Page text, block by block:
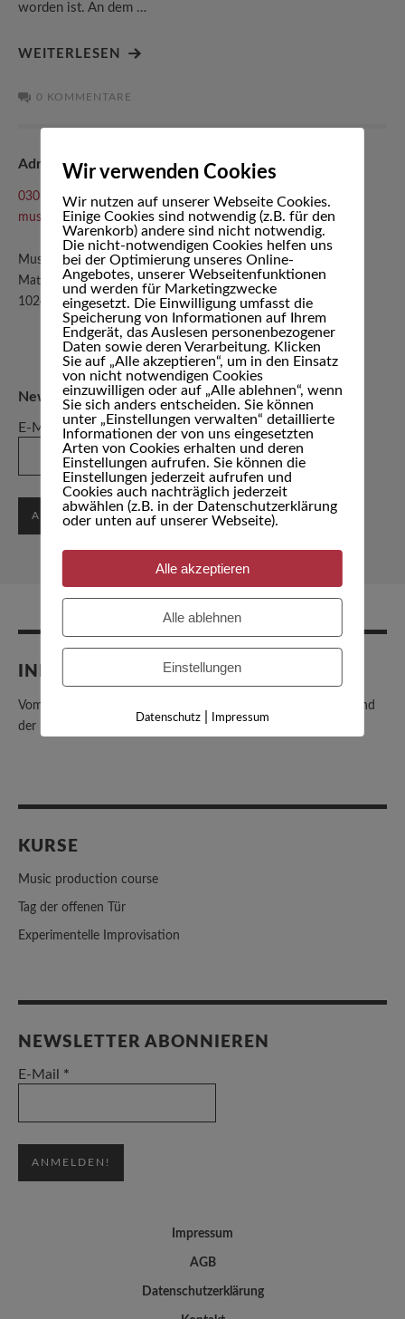
worden ist. An dem …
WEITERLESEN
0 KOMMENTARE
Adresse & Anmeldung
030 - 64 83 7007
musikzimmer@gmail.com
Musikzimmer Marcelo Berrini
Matternstraße 5
10249 Berlin-Friedrichshain
Newsletter abonnieren
E-Mail *
INFORMATIONEN
Vom Senat anerkannte Musikschule, Mitglied im Bundesverband
der Freien Musikschulen
KURSE
Music production course
Tag der offenen Tür
Experimentelle Improvisation
NEWSLETTER ABONNIEREN
E-Mail *
Impressum
AGB
Datenschutzerklärung
Wir verwenden Cookies
Wir nutzen auf unserer Webseite Cookies.
Einige Cookies sind notwendig (z.B. für den
Warenkorb) andere sind nicht notwendig.
Die nicht-notwendigen Cookies helfen uns
bei der Optimierung unseres Online-
Angebotes, unserer Webseitenfunktionen
und werden für Marketingzwecke
eingesetzt. Die Einwilligung umfasst die
Speicherung von Informationen auf Ihrem
Endgerät, das Auslesen personenbezogener
Daten sowie deren Verarbeitung. Klicken
Sie auf „Alle akzeptieren“, um in den Einsatz
von nicht notwendigen Cookies
einzuwilligen oder auf „Alle ablehnen“, wenn
Sie sich anders entscheiden. Sie können
unter „Einstellungen verwalten“ detaillierte
Informationen der von uns eingesetzten
Arten von Cookies erhalten und deren
Einstellungen aufrufen. Sie können die
Einstellungen jederzeit aufrufen und
Cookies auch nachträglich jederzeit
abwählen (z.B. in der Datenschutzerklärung
oder unten auf unserer Webseite).
Alle akzeptieren
Alle ablehnen
Einstellungen
Datenschutz| Impressum